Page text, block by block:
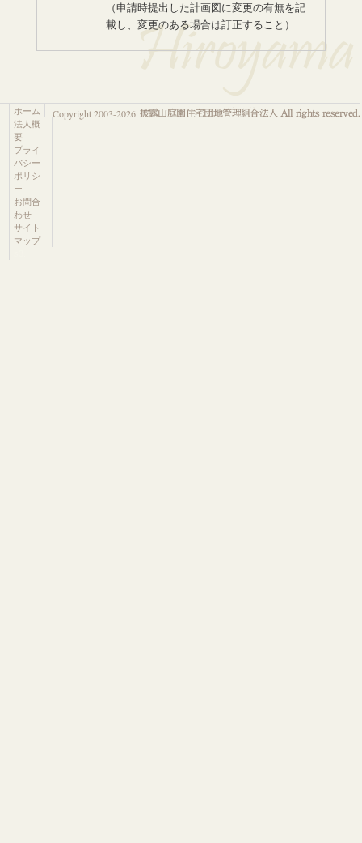
（申請時提出した計画図に変更の有無を記
載し、変更のある場合は訂正すること）
Copyright 2003-2026
ホーム
法人概
要
プライ
バシー
ポリシ
ー
お問合
わせ
サイト
マップ